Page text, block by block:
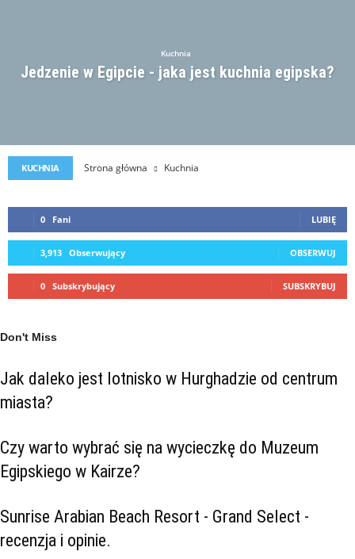
Kuchnia
Jedzenie w Egipcie - jaka jest kuchnia egipska?
KUCHNIA Strona główna Kuchnia
0 Fani LUBIĘ
3,913 Obserwujący OBSERWUJ
0 Subskrybujący SUBSKRYBUJ
Don't Miss
Jak daleko jest lotnisko w Hurghadzie od centrum
miasta?
Czy warto wybrać się na wycieczkę do Muzeum
Egipskiego w Kairze?
Sunrise Arabian Beach Resort - Grand Select -
recenzja i opinie.